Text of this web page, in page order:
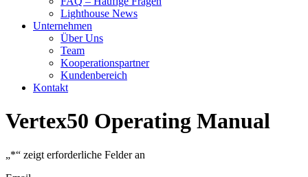
Lighthouse News
Unternehmen
Über Uns
Team
Kooperationspartner
Kundenbereich
Kontakt
Vertex50 Operating Manual
„*“ zeigt erforderliche Felder an